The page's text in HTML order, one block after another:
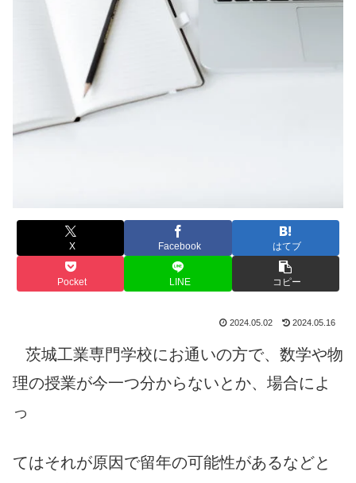
X Facebook はてブ
Pocket LINE コピー
2024.05.02 2024.05.16
茨城工業専門学校にお通いの方で、数学や物
理の授業が今一つ分からないとか、場合によ
っ
てはそれが原因で留年の可能性があるなどと